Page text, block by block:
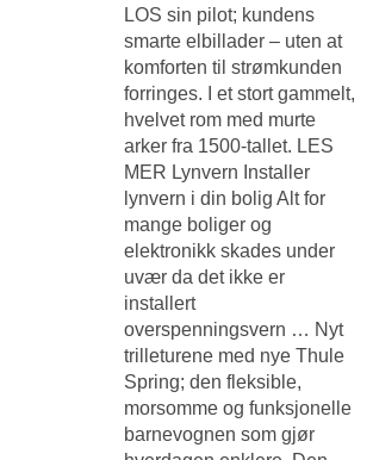
LOS sin pilot; kundens
smarte elbillader – uten at
komforten til strømkunden
forringes. I et stort gammelt,
hvelvet rom med murte
arker fra 1500-tallet. LES
MER Lynvern Installer
lynvern i din bolig Alt for
mange boliger og
elektronikk skades under
uvær da det ikke er
installert
overspenningsvern … Nyt
trilleturene med nye Thule
Spring; den fleksible,
morsomme og funksjonelle
barnevognen som gjør